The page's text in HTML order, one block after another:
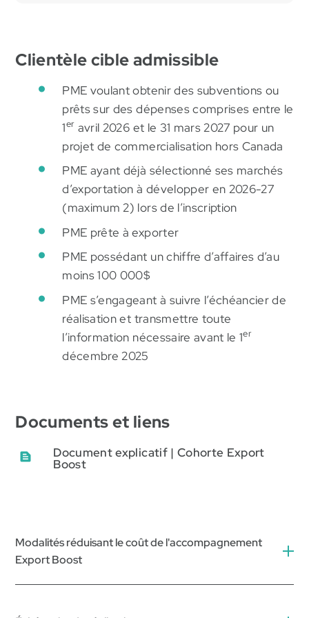
Clientèle cible admissible
PME voulant obtenir des subventions ou
prêts sur des dépenses comprises entre le
1er avril 2026 et le 31 mars 2027 pour un
projet de commercialisation hors Canada
PME ayant déjà sélectionné ses marchés
d’exportation à développer en 2026-27
(maximum 2) lors de l’inscription
PME prête à exporter
PME possédant un chiffre d’affaires d’au
moins 100 000$
PME s’engageant à suivre l’échéancier de
réalisation et transmettre toute
l’information nécessaire avant le 1er
décembre 2025
Documents et liens
Document explicatif | Cohorte Export
Boost
Modalités réduisant le coût de l'accompagnement
Export Boost
Valeur de l’accompagnement :